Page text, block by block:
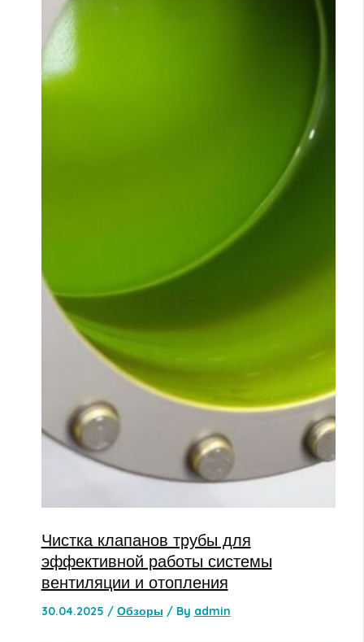
Чистка клапанов трубы для
эффективной работы системы
вентиляции и отопления
30.04.2025 / Обзоры / By admin